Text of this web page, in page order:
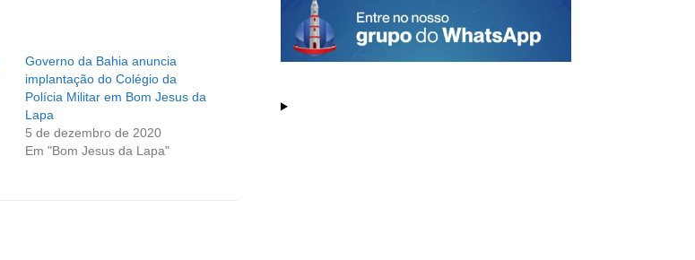
Governo da Bahia anuncia
implantação do Colégio da
Polícia Militar em Bom Jesus da
Lapa
5 de dezembro de 2020
Em "Bom Jesus da Lapa"